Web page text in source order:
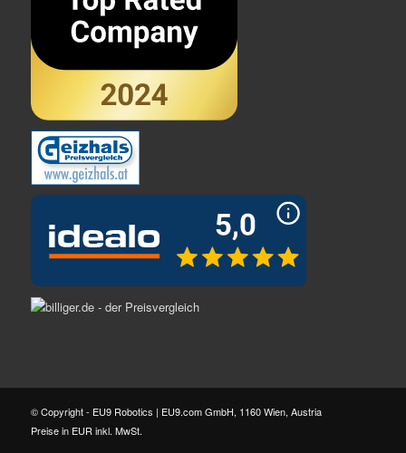
© Copyright - EU9 Robotics | EU9.com GmbH, 1160 Wien, Austria
Preise in EUR inkl. MwSt.